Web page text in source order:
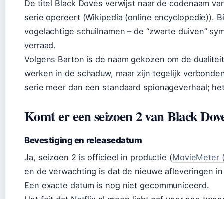
De titel Black Doves verwijst naar de codenaam
serie opereert (Wikipedia (online encyclopedie)).
vogelachtige schuilnamen – de “zwarte duiven”
verraad.
Volgens Barton is de naam gekozen om de
werken in de schaduw, maar zijn tegelijk
serie meer dan een standaard spionageverhaal;
Komt er een seizoen 2 van Black
Bevestiging en releasedatum
Ja, seizoen 2 is officieel in productie (MovieMeter
en de verwachting is dat de nieuwe afleveringen
Een exacte datum is nog niet gecommuniceerd.